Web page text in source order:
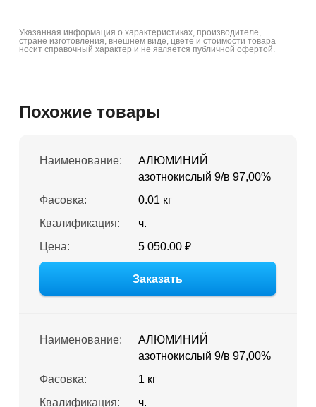
Указанная информация о характеристиках, производителе,
стране изготовления, внешнем виде, цвете и стоимости товара
носит справочный характер и не является публичной офертой.
Похожие товары
Наименование:
АЛЮМИНИЙ
азотнокислый 9/в 97,00%
Фасовка:
0.01 кг
Квалификация:
ч.
Цена:
5 050.00 ₽
Заказать
Наименование:
АЛЮМИНИЙ
азотнокислый 9/в 97,00%
Фасовка:
1 кг
Квалификация:
ч.